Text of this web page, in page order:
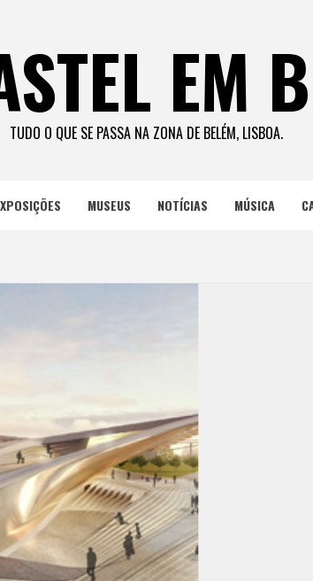
EM
TUDO O QUE SE PASSA NA ZONA DE BELÉM, LISBOA.
MUSEUS NOTÍCIAS MÚSICA